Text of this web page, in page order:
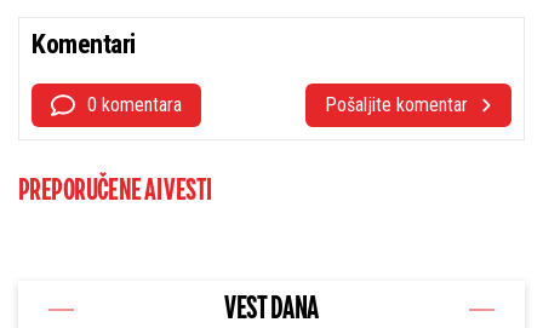
Komentari
0 komentara Pošaljite komentar
PREPORUČENE AI VESTI
VEST DANA